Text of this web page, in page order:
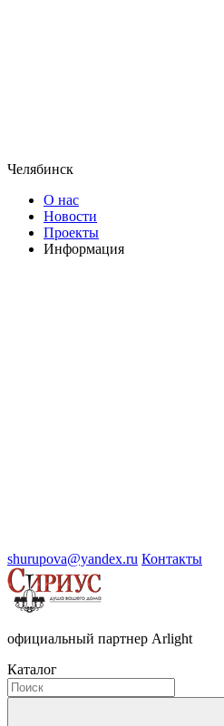
Челябинск
О нас
Новости
Проекты
Информация
shurupova@yandex.ru Контакты
официальный партнер Arlight
Каталог